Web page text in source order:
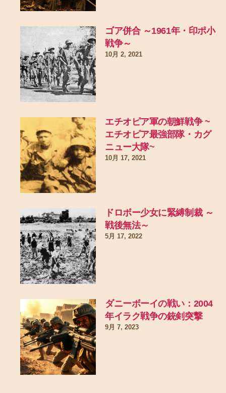
ゴア併合 ～1961年・印ポ小
戦争～
10月 2, 2021
エチオピア軍の朝鮮戦争 ~
エチオピア最強部隊・カグ
ニュー大隊~
10月 17, 2021
ドロボー少女に緊縛制裁 ～
戦後無法～
5月 17, 2022
ダニーボーイの戦い：2004
年イラク戦争の銃剣突撃
9月 7, 2023